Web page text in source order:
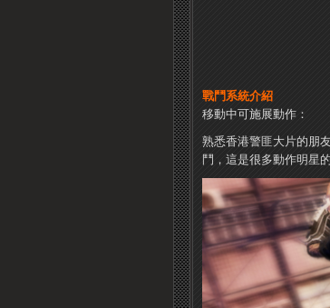
戰鬥系統介紹
移動中可施展動作：
熟悉香港警匪大片的朋
鬥，這是很多動作明星